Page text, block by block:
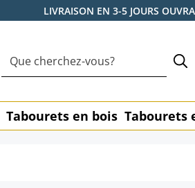
LIVRAISON EN 3-5 JOURS
Tabourets en bois Tabourets